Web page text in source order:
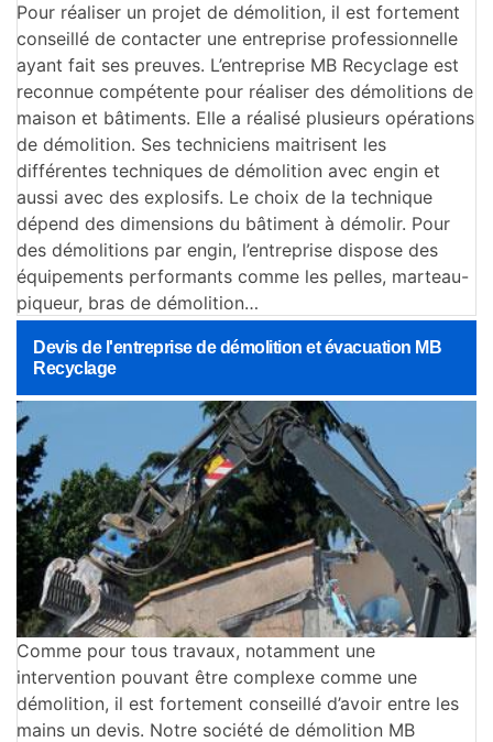
Pour réaliser un projet de démolition, il est fortement
conseillé de contacter une entreprise professionnelle
ayant fait ses preuves. L’entreprise MB Recyclage est
reconnue compétente pour réaliser des démolitions de
maison et bâtiments. Elle a réalisé plusieurs opérations
de démolition. Ses techniciens maitrisent les
différentes techniques de démolition avec engin et
aussi avec des explosifs. Le choix de la technique
dépend des dimensions du bâtiment à démolir. Pour
des démolitions par engin, l’entreprise dispose des
équipements performants comme les pelles, marteau-
piqueur, bras de démolition…
Devis de l'entreprise de démolition et évacuation MB
Recyclage
Comme pour tous travaux, notamment une
intervention pouvant être complexe comme une
démolition, il est fortement conseillé d’avoir entre les
mains un devis. Notre société de démolition MB